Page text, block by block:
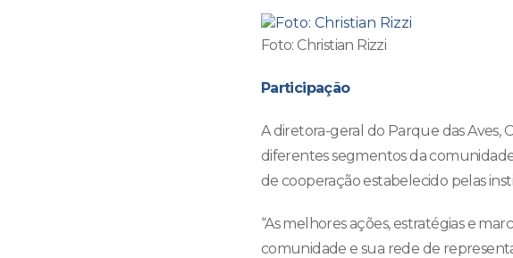
Foto: Christian Rizzi
Participação
A diretora-geral do Parque das Aves,
diferentes segmentos da
de cooperação estabelecido pelas
“As melhores ações, estratégias e
comunidade e sua rede de